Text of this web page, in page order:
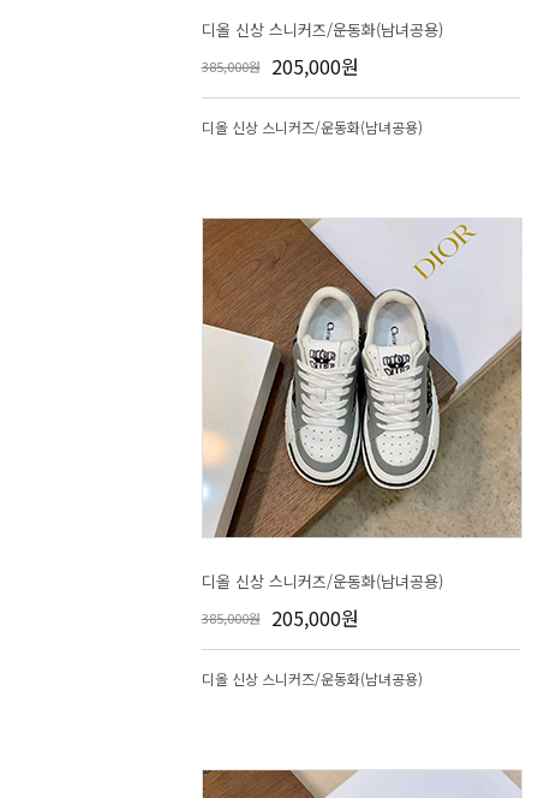
디올 신상 스니커즈/운동화(남녀공용)
385,000원 205,000원
디올 신상 스니커즈/운동화(남녀공용)
디올 신상 스니커즈/운동화(남녀공용)
385,000원 205,000원
디올 신상 스니커즈/운동화(남녀공용)